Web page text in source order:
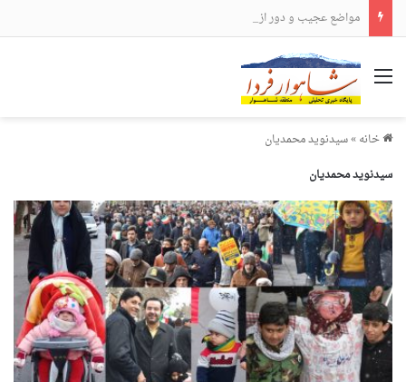
مواضع عجیب و دور از انتظار علی لاریجانی
منو
خانه»سیدنوید محمدیان
سیدنوید محمدیان